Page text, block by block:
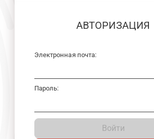
АВТОРИЗАЦИЯ
Электронная почта:
Пароль:
Войти